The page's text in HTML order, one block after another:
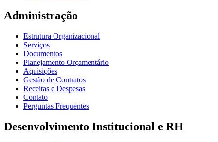
Administração
Estrutura Organizacional
Serviços
Documentos
Planejamento Orçamentário
Aquisições
Gestão de Contratos
Receitas e Despesas
Contato
Perguntas Frequentes
Desenvolvimento Institucional e RH